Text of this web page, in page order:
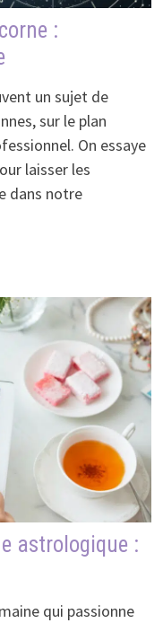
:
un sujet de
sur le plan
On essaye
laisser les
dans notre
astrologique :
qui passionne